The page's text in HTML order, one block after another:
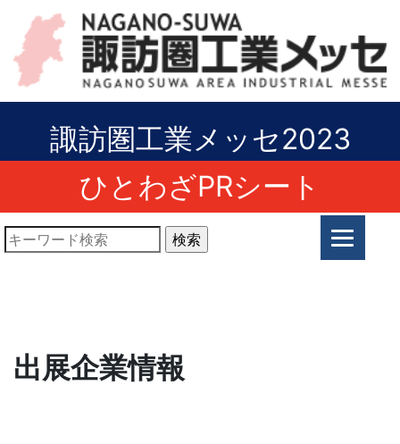
諏訪圏工業メッセ2023
ひとわざPRシート
出展企業情報